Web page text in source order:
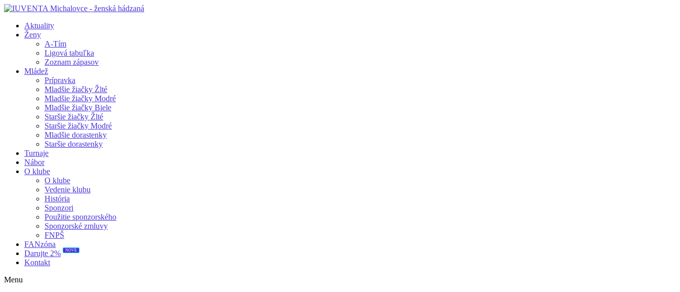
Aktuality
Ženy
A-Tím
Ligová tabuľka
Zoznam zápasov
Mládež
Prípravka
Mladšie žiačky Žlté
Mladšie žiačky Modré
Mladšie žiačky Biele
Staršie žiačky Žlté
Staršie žiačky Modré
Mladšie dorastenky
Staršie dorastenky
Turnaje
Nábor
O klube
O klube
Vedenie klubu
História
Sponzori
Použitie sponzorského
Sponzorské zmluvy
FNPŠ
FANzóna
Darujte 2%
NOVÉ
Kontakt
Menu